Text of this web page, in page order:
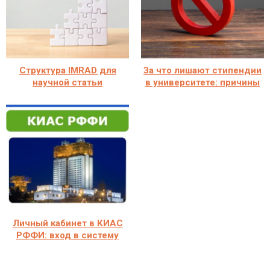
Структура IMRAD для
научной статьи
За что лишают стипендии
в университете: причины
Личный кабинет в КИАС
РФФИ: вход в систему